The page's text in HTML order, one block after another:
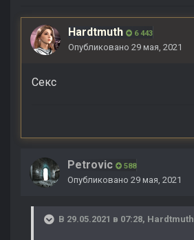
Hardtmuth 6 443
Опубликовано 29 мая, 2021
Секс
Petrovic 588
Опубликовано 29 мая, 2021
В 29.05.2021 в 07:28, Hardtmuth